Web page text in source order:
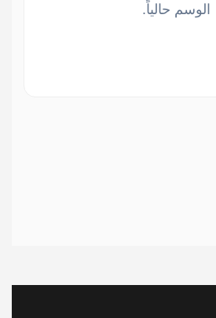
الوسم حالياً.